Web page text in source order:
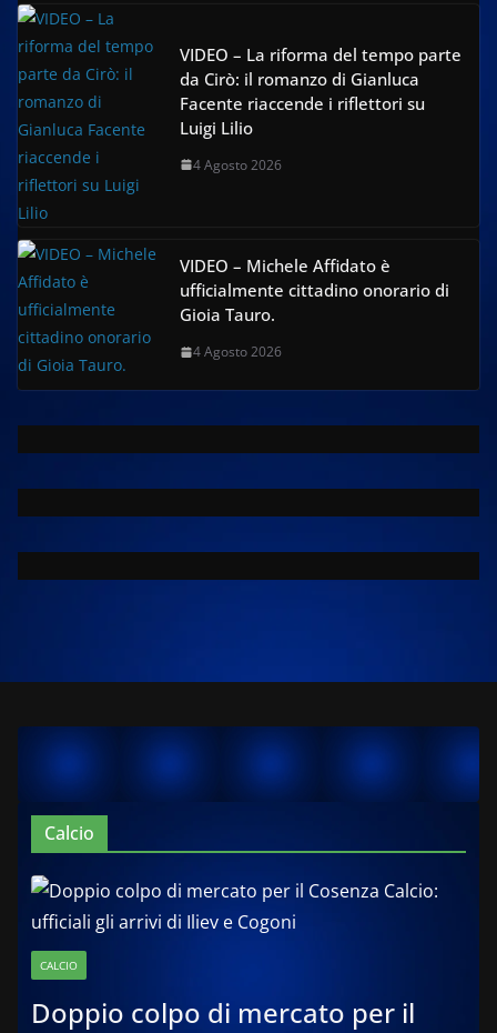
VIDEO – La riforma del tempo parte
da Cirò: il romanzo di Gianluca
Facente riaccende i riflettori su
Luigi Lilio
4 Agosto 2026
VIDEO – Michele Affidato è
ufficialmente cittadino onorario di
Gioia Tauro.
4 Agosto 2026
Calcio
CALCIO
Doppio colpo di mercato per il